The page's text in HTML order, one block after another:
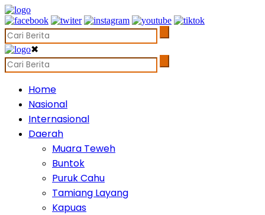
✖
Home
Nasional
Internasional
Daerah
Muara Teweh
Buntok
Puruk Cahu
Tamiang Layang
Kapuas